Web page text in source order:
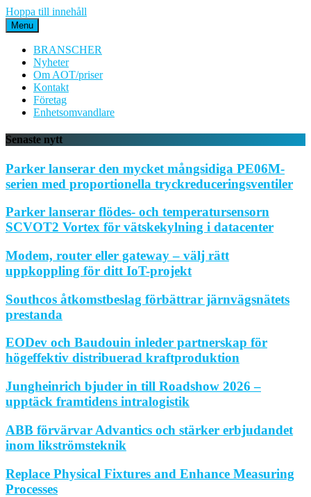
Hoppa till innehåll
Menu
BRANSCHER
Nyheter
Om AOT/priser
Kontakt
Företag
Enhetsomvandlare
Senaste nytt
Parker lanserar den mycket mångsidiga PE06M-
serien med proportionella tryckreduceringsventiler
Parker lanserar flödes- och temperatursensorn
SCVOT2 Vortex för vätskekylning i datacenter
Modem, router eller gateway – välj rätt
uppkoppling för ditt IoT-projekt
Southcos åtkomstbeslag förbättrar järnvägsnätets
prestanda
EODev och Baudouin inleder partnerskap för
högeffektiv distribuerad kraftproduktion
Jungheinrich bjuder in till Roadshow 2026 –
upptäck framtidens intralogistik
ABB förvärvar Advantics och stärker erbjudandet
inom likströmsteknik
Replace Physical Fixtures and Enhance Measuring
Processes